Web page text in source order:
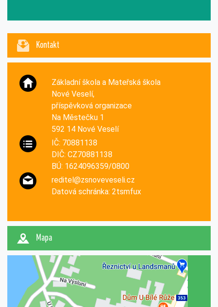
Kontakt
Základní škola a Mateřská škola
Nové Veselí,
příspěvková organizace
Na Městečku 1
592 14 Nové Veselí
IČ: 70881138
DIČ: CZ70881138
BÚ: 1624096359/0800
reditel@zsnoveveseli.cz
Datová schránka: 2tsmfux
Mapa